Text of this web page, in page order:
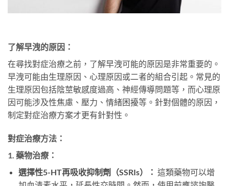
了解早洩的原因：
在尋找對症治療之前，了解早洩可能的原因是非常重要的。
早洩可能由生理原因、心理原因或二者的組合引起。常見的
生理原因包括陰莖敏感度過高、神經傳導問題等，而心理原
因可能涉及性焦慮、壓力、情緒困擾等。針對個體的原因，
制定對症治療方案才更有針對性。
對症治療方法：
1. 藥物治療：
選擇性5-HT再吸收抑制劑（SSRIs）： 這類藥物可以增